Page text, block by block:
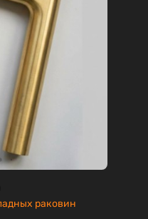
раковин